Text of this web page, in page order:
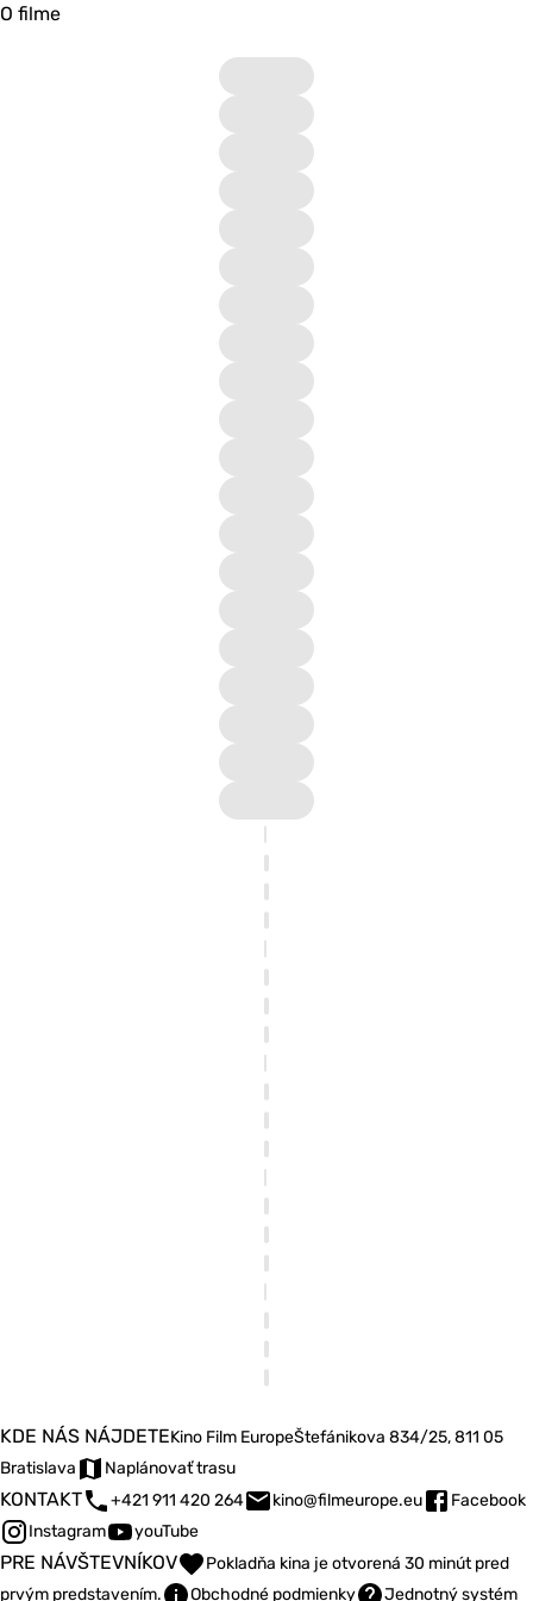
O filme
KDE NÁS NÁJDETEKino Film EuropeŠtefánikova 834/25, 811 05
Bratislava
Naplánovať trasu
KONTAKT +421 911 420 264 kino@filmeurope.eu
Facebook
Instagram
youTube
PRE NÁVŠTEVNÍKOV
Pokladňa kina je otvorená 30 minút pred
prvým predstavením.
Obchodné podmienky Jednotný systém